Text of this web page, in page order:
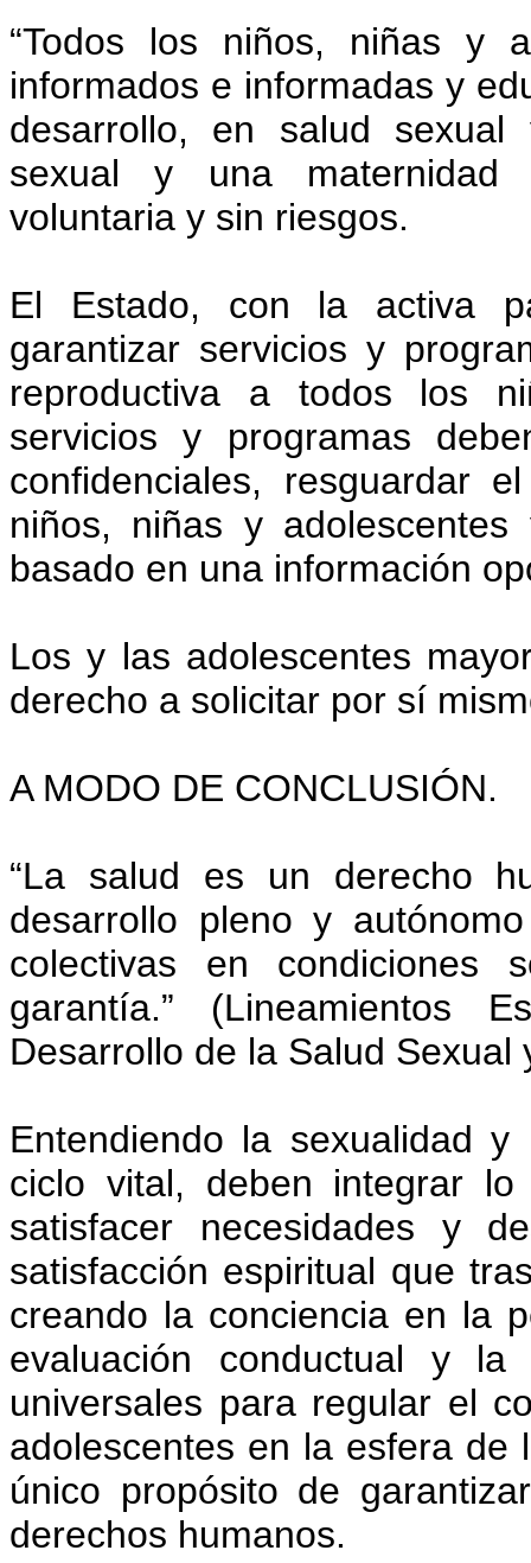
“Todos los niños, niñas y
informados e informadas y
desarrollo, en salud
sexual y una maternidad
voluntaria y sin riesgos.
El Estado, con la activa
garantizar servicios y
reproductiva a todos los
servicios y programas
confidenciales, resguardar
niños, niñas y
basado en una información
Los y las adolescentes
derecho a solicitar por sí
A MODO DE CONCLUSIÓN.
“La salud es un derecho
desarrollo pleno y
colectivas en condiciones
garantía.” (Lineamientos
Desarrollo de la Salud
Entendiendo la sexualidad
ciclo vital, deben integrar
satisfacer necesidades y
satisfacción espiritual que
creando la conciencia en la
evaluación conductual y
universales para regular el
adolescentes en la esfera de
único propósito de
derechos humanos.